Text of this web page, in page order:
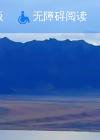
无障碍阅读